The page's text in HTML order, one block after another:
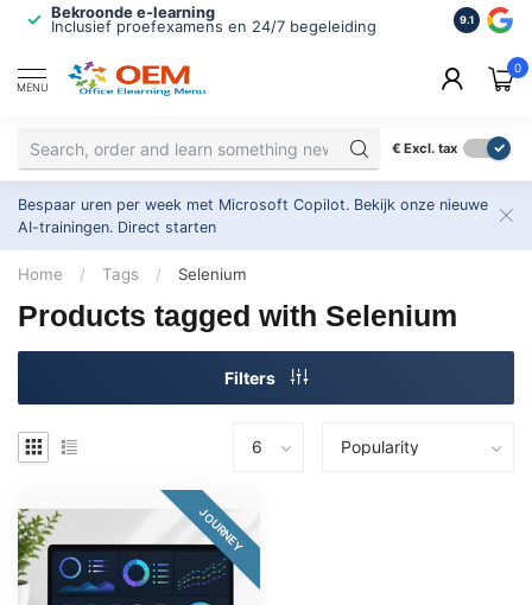
Bekroonde e-learning
Inclusief proefexamens en 24/7 begeleiding
ISO
2.500+
9.1
MENU
0
€ Excl. tax
Bespaar uren per week met Microsoft Copilot. Bekijk onze nieuwe
AI-trainingen. Direct starten
Home / Tags / Selenium
Products tagged with Selenium
Filters
JOURNEY